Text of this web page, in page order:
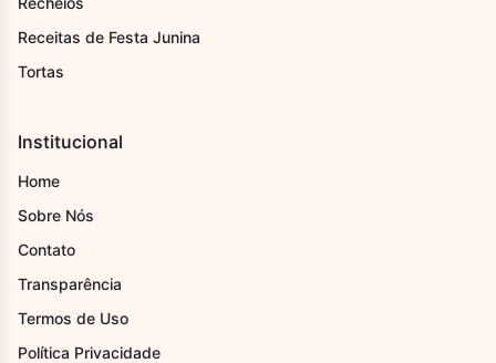
Receitas de Festa Junina
Tortas
Institucional
Home
Sobre Nós
Contato
Transparência
Termos de Uso
Política Privacidade